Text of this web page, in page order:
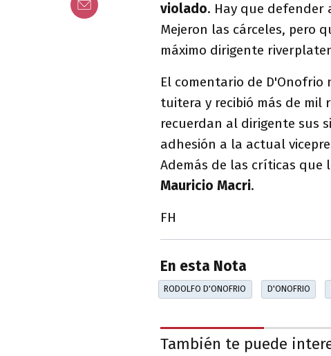
violado. Hay que defender
Mejeron las cárceles, pero
máximo dirigente
El comentario de D'Onofrio
tuitera y recibió más de mil
recuerdan al dirigente sus
adhesión a la actual
Además de las críticas que
Mauricio Macri.
FH
En esta Nota
RODOLFO D'ONOFRIO D'ONOFRIO
También te puede